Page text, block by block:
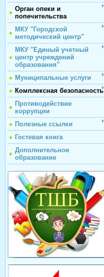
Орган опеки и
попечительства
МКУ "Городской
методический центр"
МКУ "Единый учетный
центр учреждений
образования"
Муниципальные услуги
Комплексная безопасность
Противодействие
коррупции
Полезные ссылки
Гостевая книга
Дополнительное
образование